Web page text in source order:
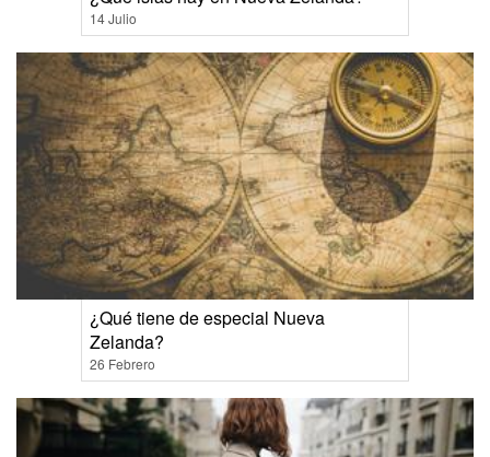
14 Julio
¿Qué tiene de especial Nueva
Zelanda?
26 Febrero